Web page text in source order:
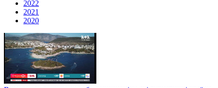
2022
2021
2020